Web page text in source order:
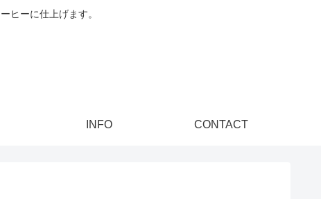
ヒーに仕上げます。
INFO CONTACT